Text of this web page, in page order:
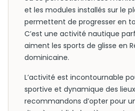
et les modules installés sur le
permettent de progresser en
C’est une activité nautique
aiment les sports de glisse en
dominicaine.
L’activité est incontournable
sportive et dynamique des
recommandons d’opter pour